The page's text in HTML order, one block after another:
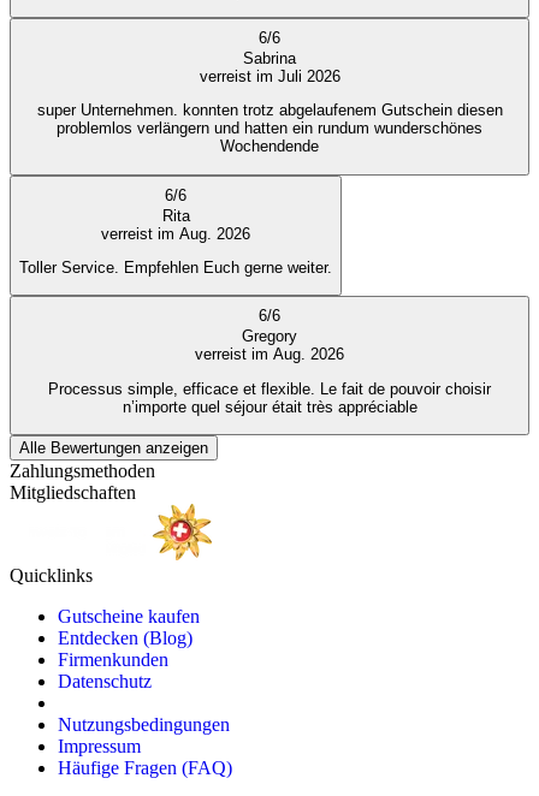
6/6
Sabrina
verreist im Juli 2026
super Unternehmen. konnten trotz abgelaufenem Gutschein diesen
problemlos verlängern und hatten ein rundum wunderschönes
Wochendende
6/6
Rita
verreist im Aug. 2026
Toller Service. Empfehlen Euch gerne weiter.
6/6
Gregory
verreist im Aug. 2026
Processus simple, efficace et flexible. Le fait de pouvoir choisir
n’importe quel séjour était très appréciable
Alle Bewertungen anzeigen
Zahlungsmethoden
Mitgliedschaften
Quicklinks
Gutscheine kaufen
Entdecken (Blog)
Firmenkunden
Datenschutz
Nutzungsbedingungen
Impressum
Häufige Fragen (FAQ)